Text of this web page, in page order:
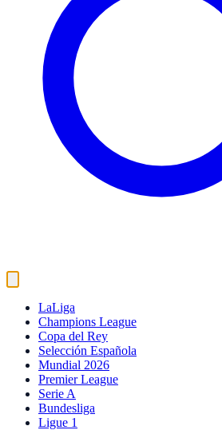
LaLiga
Champions League
Copa del Rey
Selección Española
Mundial 2026
Premier League
Serie A
Bundesliga
Ligue 1